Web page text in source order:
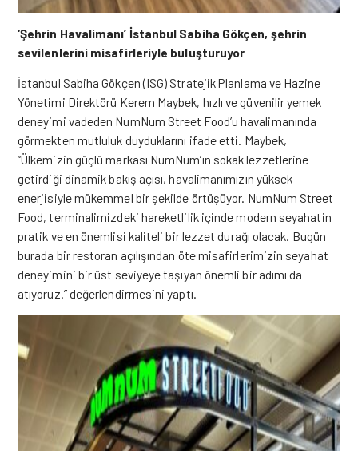
‘Şehrin Havalimanı’ İstanbul Sabiha Gökçen, şehrin
sevilenlerini misafirleriyle buluşturuyor
İstanbul Sabiha Gökçen (ISG) Stratejik Planlama ve Hazine
Yönetimi Direktörü Kerem Maybek, hızlı ve güvenilir yemek
deneyimi vadeden NumNum Street Food’u havalimanında
görmekten mutluluk duyduklarını ifade etti. Maybek,
“Ülkemizin güçlü markası NumNum’ın sokak lezzetlerine
getirdiği dinamik bakış açısı, havalimanımızın yüksek
enerjisiyle mükemmel bir şekilde örtüşüyor. NumNum Street
Food, terminalimizdeki hareketlilik içinde modern seyahatin
pratik ve en önemlisi kaliteli bir lezzet durağı olacak. Bugün
burada bir restoran açılışından öte misafirlerimizin seyahat
deneyimini bir üst seviyeye taşıyan önemli bir adımı da
atıyoruz.” değerlendirmesini yaptı.